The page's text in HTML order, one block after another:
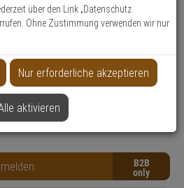
B2B
über den Link „Datenschutz
Ohne Zustimmung verwenden wir nur
Nur erforderliche akzeptieren
aktivieren